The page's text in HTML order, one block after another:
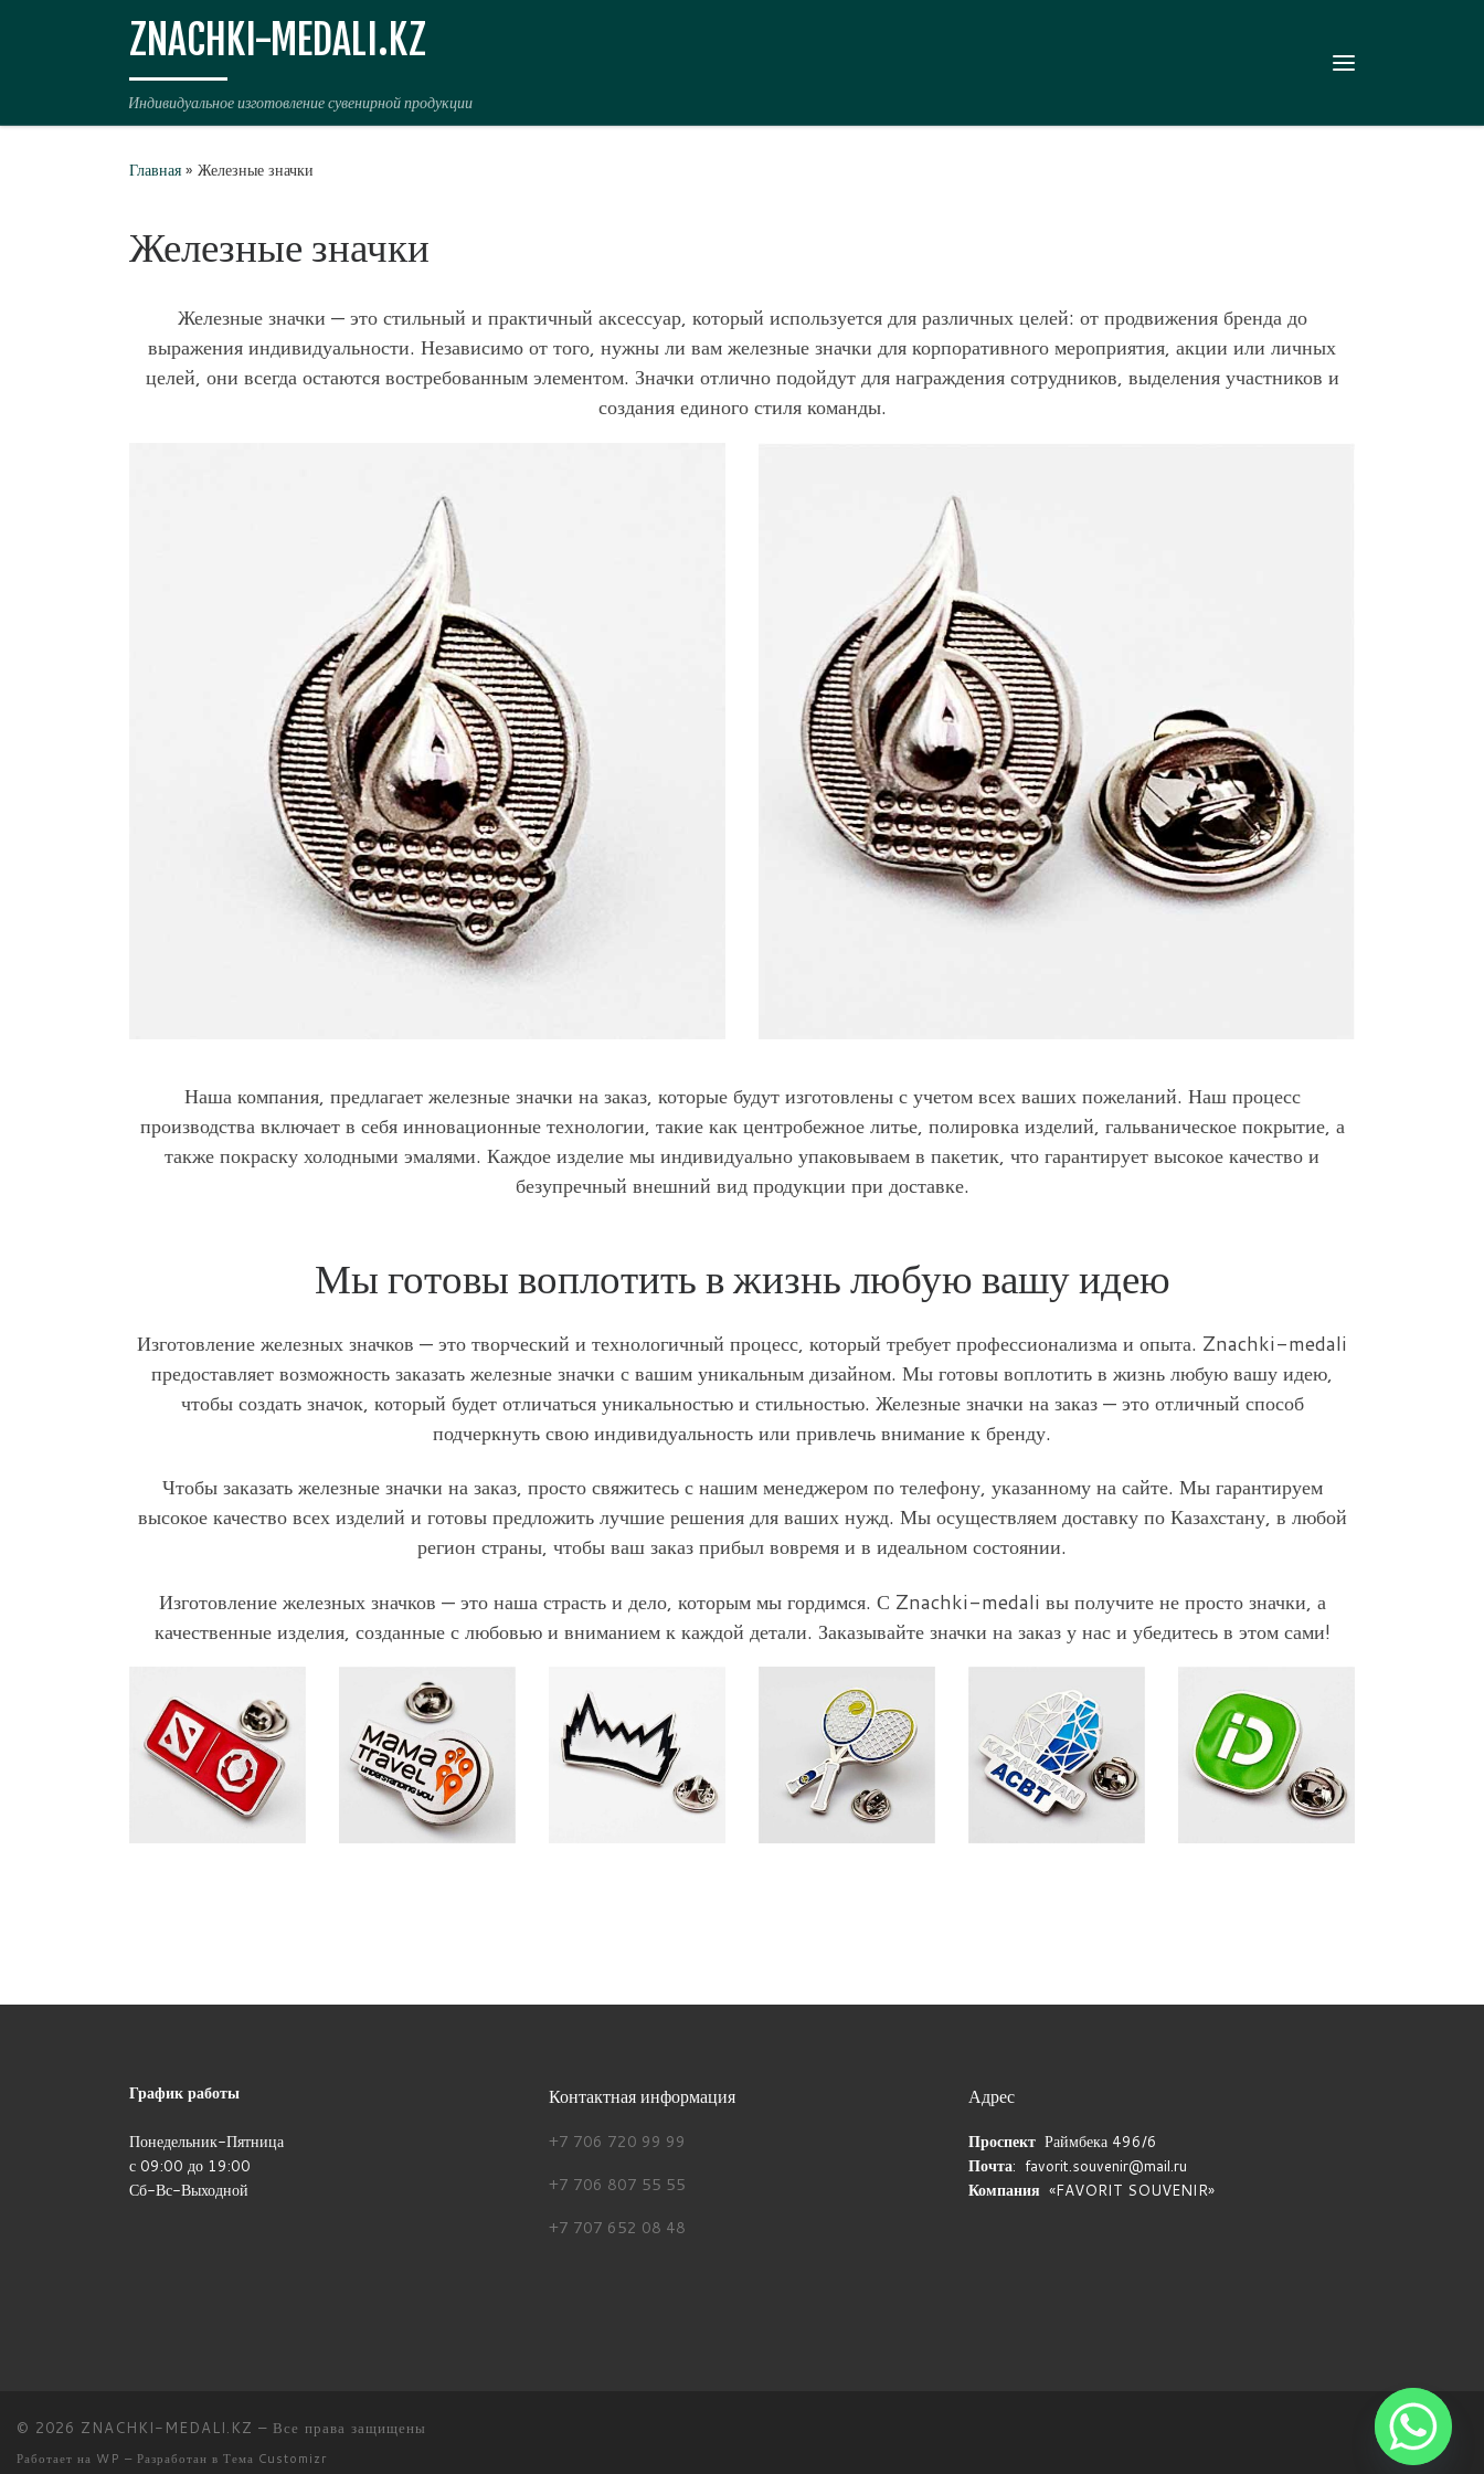
Перейти к содержимомуZNACHKI-MEDALI.KZ
Индивидуальное изготовление сувенирной продукции
Главная» Железные значки
Железные значки
Железные значки — это стильный и практичный аксессуар, который используется для различных целей: от продвижения бренда до
выражения индивидуальности. Независимо от того, нужны ли вам железные значки для корпоративного мероприятия, акции или личных
целей, они всегда остаются востребованным элементом. Значки отлично подойдут для награждения сотрудников, выделения участников и
создания единого стиля команды.
Наша компания, предлагает железные значки на заказ, которые будут изготовлены с учетом всех ваших пожеланий. Наш процесс
производства включает в себя инновационные технологии, такие как центробежное литье, полировка изделий, гальваническое покрытие, а
также покраску холодными эмалями. Каждое изделие мы индивидуально упаковываем в пакетик, что гарантирует высокое качество и
безупречный внешний вид продукции при доставке.
Мы готовы воплотить в жизнь любую вашу идею
Изготовление железных значков — это творческий и технологичный процесс, который требует профессионализма и опыта. Znachki-medali
предоставляет возможность заказать железные значки с вашим уникальным дизайном. Мы готовы воплотить в жизнь любую вашу идею,
чтобы создать значок, который будет отличаться уникальностью и стильностью. Железные значки на заказ — это отличный способ
подчеркнуть свою индивидуальность или привлечь внимание к бренду.
Чтобы заказать железные значки на заказ, просто свяжитесь с нашим менеджером по телефону, указанному на сайте. Мы гарантируем
высокое качество всех изделий и готовы предложить лучшие решения для ваших нужд. Мы осуществляем доставку по Казахстану, в любой
регион страны, чтобы ваш заказ прибыл вовремя и в идеальном состоянии.
Изготовление железных значков — это наша страсть и дело, которым мы гордимся. С Znachki-medali вы получите не просто значки, а
качественные изделия, созданные с любовью и вниманием к каждой детали. Заказывайте значки на заказ у нас и убедитесь в этом сами!
График работы
Понедельник-Пятница
с 09:00 до 19:00
Сб-Вс-Выходной
Контактная информация
+7 706 720 99 99
+7 706 807 55 55
+7 707 652 08 48
Адрес
Проспект Раймбека 496/6
Почта: favorit.souvenir@mail.ru
Компания «FAVORIT SOUVENIR»
© 2026 ZNACHKI-MEDALI.KZ – Все права защищены
Работает на WP – Разработан в Тема Customizr